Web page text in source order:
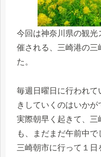
今回は神奈川県の観光
催される、三崎港の三
た。
毎週日曜日に行われて
きしていくのはいかが
実際朝早く起きて、三
も、まだまだ午前中で
三崎朝市に行って１